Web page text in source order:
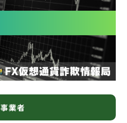
事業者